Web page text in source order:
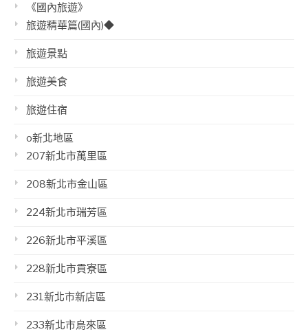
《國內旅遊》
旅遊精華篇(國內)◆
旅遊景點
旅遊美食
旅遊住宿
o新北地區
207新北市萬里區
208新北市金山區
224新北市瑞芳區
226新北市平溪區
228新北市貢寮區
231新北市新店區
233新北市烏來區